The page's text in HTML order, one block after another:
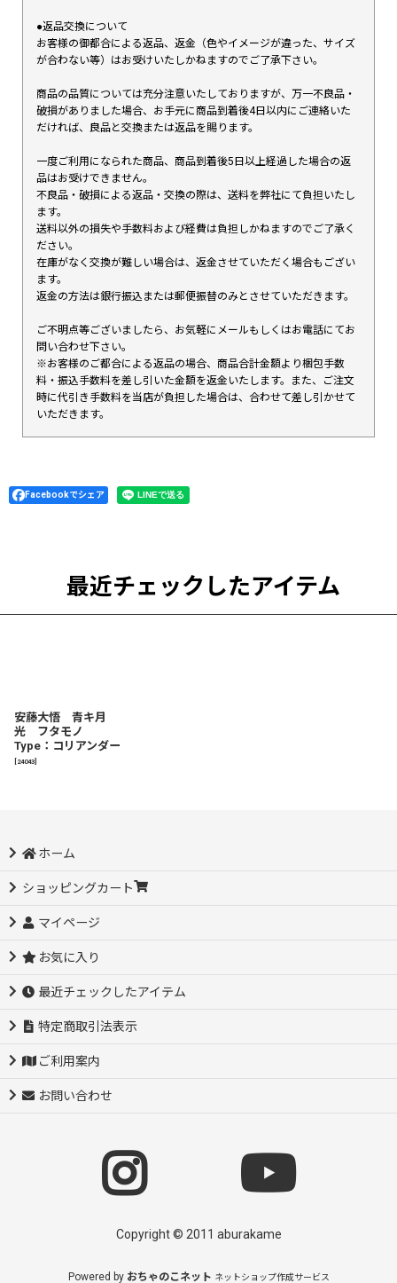
●返品交換について
お客様の御都合による返品、返金（色やイメージが違った、サイズ
が合わない等）はお受けいたしかねますのでご了承下さい。
商品の品質については充分注意いたしておりますが、万一不良品・
破損がありました場合、お手元に商品到着後4日以内にご連絡いた
だければ、良品と交換または返品を賜ります。
一度ご利用になられた商品、商品到着後5日以上経過した場合の返
品はお受けできません。
不良品・破損による返品・交換の際は、送料を弊社にて負担いたし
ます。
送料以外の損失や手数料および経費は負担しかねますのでご了承く
ださい。
在庫がなく交換が難しい場合は、返金させていただく場合もござい
ます。
返金の方法は銀行振込または郵便振替のみとさせていただきます。
ご不明点等ございましたら、お気軽にメールもしくはお電話にてお
問い合わせ下さい。
※お客様のご都合による返品の場合、商品合計金額より梱包手数
料・振込手数料を差し引いた金額を返金いたします。また、ご注文
時に代引き手数料を当店が負担した場合は、合わせて差し引かせて
いただきます。
Facebookでシェア
最近チェックしたアイテム
安藤大悟 青キ月
光 フタモノ
Type：コリアンダー
24043
ホーム
ショッピングカート
マイページ
お気に入り
最近チェックしたアイテム
特定商取引法表示
ご利用案内
お問い合わせ
Copyright © 2011 aburakame
Powered by おちゃのこネット ネットショップ作成サービス